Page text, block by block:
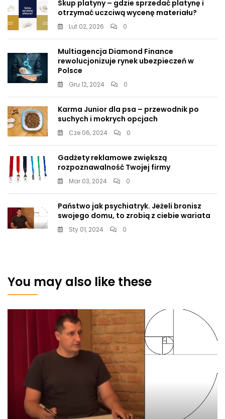
Skup platyny – gdzie sprzedać platynę i
otrzymać uczciwą wycenę materiału?
Lut 02, 2026 0
Multiagencja Diamond Finance
rewolucjonizuje rynek ubezpieczeń w
Polsce
Gru 12, 2024 0
Karma Junior dla psa – przewodnik po
suchych i mokrych opcjach
Cze 06, 2024 0
Gadżety reklamowe zwiększą
rozpoznawalność Twojej firmy
Mar 03, 2024 0
Państwo jak psychiatryk. Jeżeli bronisz
swojego domu, to zrobią z ciebie wariata
Sty 01, 2024 0
You may also like these